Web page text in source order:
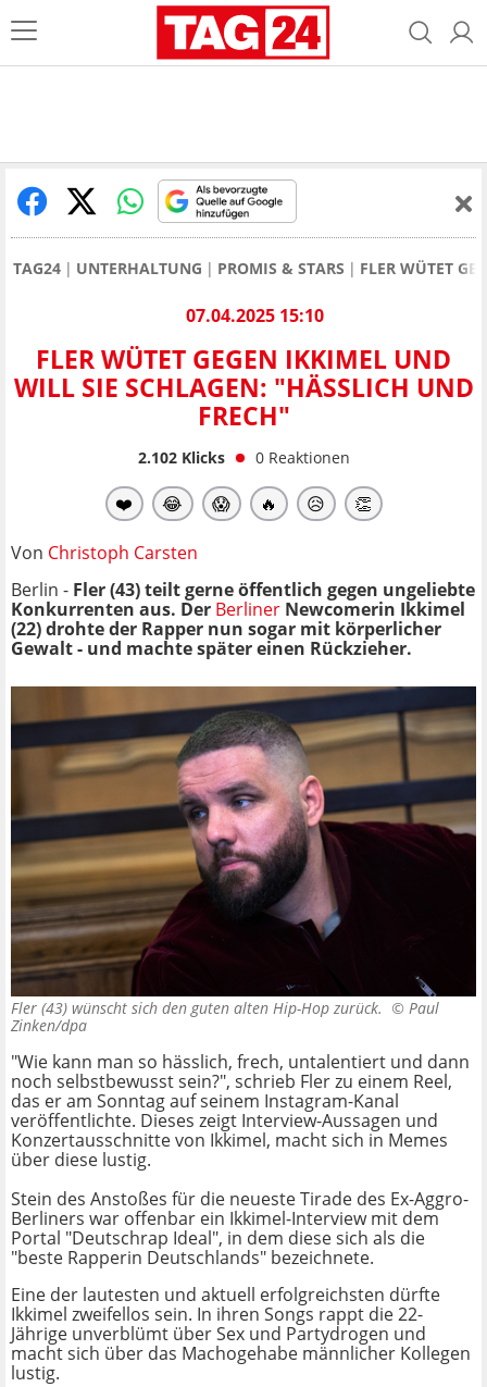
TAG24 UNTERHALTUNG PROMIS & STARS FLER WÜTET
07.04.2025 15:10
FLER WÜTET GEGEN IKKIMEL UND
WILL SIE SCHLAGEN: "HÄSSLICH UND
FRECH"
2.102Klicks 0 Reaktionen
❤️ 😂 😱 🔥 😥 👏
Von Christoph Carsten
Berlin - Fler (43) teilt gerne öffentlich gegen ungeliebte
Konkurrenten aus. Der Berliner Newcomerin Ikkimel
(22) drohte der Rapper nun sogar mit körperlicher
Gewalt - und machte später einen Rückzieher.
Fler (43) wünscht sich den guten alten Hip-Hop zurück. © Paul
Zinken/dpa
"Wie kann man so hässlich, frech, untalentiert und dann
noch selbstbewusst sein?", schrieb Fler zu einem Reel,
das er am Sonntag auf seinem Instagram-Kanal
veröffentlichte. Dieses zeigt Interview-Aussagen und
Konzertausschnitte von Ikkimel, macht sich in Memes
über diese lustig.
Stein des Anstoßes für die neueste Tirade des Ex-Aggro-
Berliners war offenbar ein Ikkimel-Interview mit dem
Portal "Deutschrap Ideal", in dem diese sich als die
"beste Rapperin Deutschlands" bezeichnete.
Eine der lautesten und aktuell erfolgreichsten dürfte
Ikkimel zweifellos sein. In ihren Songs rappt die 22-
Jährige unverblümt über Sex und Partydrogen und
macht sich über das Machogehabe männlicher Kollegen
lustig.